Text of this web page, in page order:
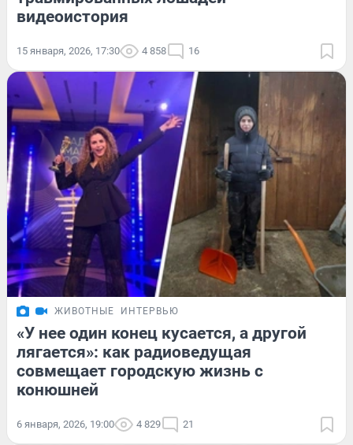
видеоистория
15 января, 2026, 17:30 4 858 16
ЖИВОТНЫЕ ИНТЕРВЬЮ
«У нее один конец кусается, а другой
лягается»: как радиоведущая
совмещает городскую жизнь с
конюшней
6 января, 2026, 19:00 4 829 21